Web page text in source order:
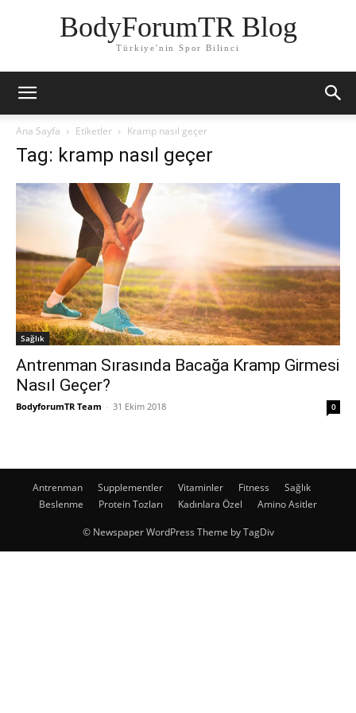
BodyForumTR Blog
Türkiye'nin Spor Bilinci
Ana Sayfa Etiketler Kramp nasıl geçer
Tag: kramp nasıl geçer
Sağlık
Antrenman Sırasında Bacağa Kramp Girmesi
Nasıl Geçer?
BodyforumTR Team - 31 Ekim 2018 0
Antrenman Supplementler Vitaminler Fitness
Sağlık
Beslenme
Protein Tozları Kadınlara Özel Amino Asitler
© Newspaper WordPress Theme by TagDiv